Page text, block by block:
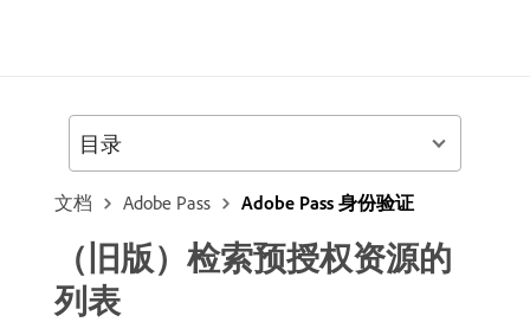
文档 Adobe Pass Adobe Pass 身份验证
（旧版）检索预授权资源的
列表
目录